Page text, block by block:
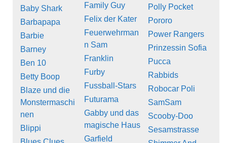
Baby Shark
Barbapapa
Barbie
Barney
Ben 10
Betty Boop
Blaze und die
Monstermaschi
nen
Blippi
Family Guy
Felix der Kater
Feuerwehrman
n Sam
Franklin
Furby
Fussball-Stars
Futurama
Gabby und das
magische Haus
Garfield
Polly Pocket
Pororo
Power Rangers
Prinzessin Sofia
Pucca
Rabbids
Robocar Poli
SamSam
Scooby-Doo
Sesamstrasse